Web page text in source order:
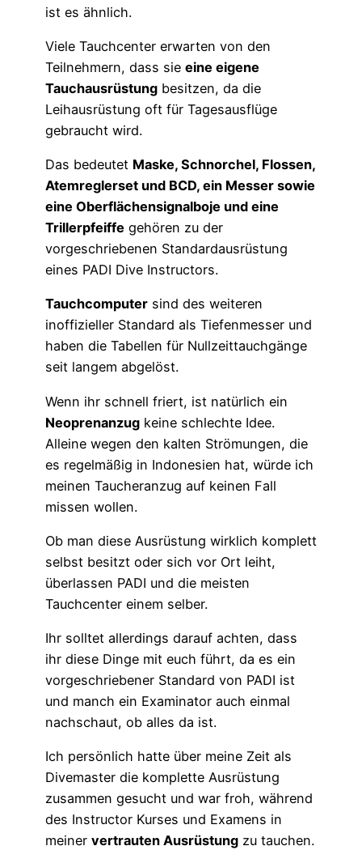
ist es ähnlich.
Viele Tauchcenter erwarten von den
Teilnehmern, dass sie eine eigene
Tauchausrüstung besitzen, da die
Leihausrüstung oft für Tagesausflüge
gebraucht wird.
Das bedeutet Maske, Schnorchel, Flossen,
Atemreglerset und BCD, ein Messer sowie
eine Oberflächensignalboje und eine
Trillerpfeiffe gehören zu der
vorgeschriebenen Standardausrüstung
eines PADI Dive Instructors.
Tauchcomputer sind des weiteren
inoffizieller Standard als Tiefenmesser und
haben die Tabellen für Nullzeittauchgänge
seit langem abgelöst.
Wenn ihr schnell friert, ist natürlich ein
Neoprenanzug keine schlechte Idee.
Alleine wegen den kalten Strömungen, die
es regelmäßig in Indonesien hat, würde ich
meinen Taucheranzug auf keinen Fall
missen wollen.
Ob man diese Ausrüstung wirklich komplett
selbst besitzt oder sich vor Ort leiht,
überlassen PADI und die meisten
Tauchcenter einem selber.
Ihr solltet allerdings darauf achten, dass
ihr diese Dinge mit euch führt, da es ein
vorgeschriebener Standard von PADI ist
und manch ein Examinator auch einmal
nachschaut, ob alles da ist.
Ich persönlich hatte über meine Zeit als
Divemaster die komplette Ausrüstung
zusammen gesucht und war froh, während
des Instructor Kurses und Examens in
meiner vertrauten Ausrüstung zu tauchen.